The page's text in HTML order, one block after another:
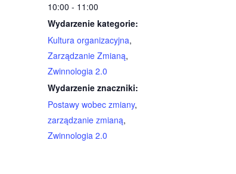
10:00 - 11:00
Wydarzenie kategorie:
Kultura organizacyjna,
Zarządzanie Zmianą,
Zwinnologia 2.0
Wydarzenie znaczniki:
Postawy wobec zmiany,
zarządzanie zmianą,
Zwinnologia 2.0